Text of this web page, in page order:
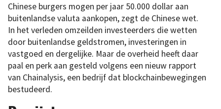
Chinese burgers mogen per jaar 50.000 dollar aan
buitenlandse valuta aankopen, zegt de Chinese wet.
In het verleden omzeilden investeerders die wetten
door buitenlandse geldstromen, investeringen in
vastgoed en dergelijke. Maar de overheid heeft daar
paal en perk aan gesteld volgens een nieuw rapport
van Chainalysis, een bedrijf dat blockchainbewegingen
bestudeerd.